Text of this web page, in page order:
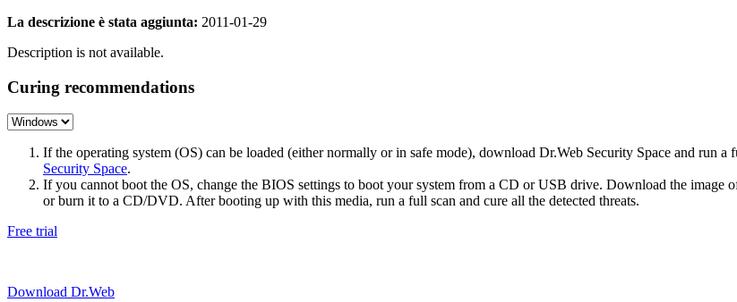
La descrizione è stata aggiunta: 2011-01-29
Description is not available.
Curing recommendations
If the operating system (OS) can be loaded (either normally or in safe mode), download Dr.Web Security Space and run
Security Space.
If you cannot boot the OS, change the BIOS settings to boot your system from a CD or USB drive. Download the image
or burn it to a CD/DVD. After booting up with this media, run a full scan and cure all the detected threats.
Free trial
Download Dr.Web